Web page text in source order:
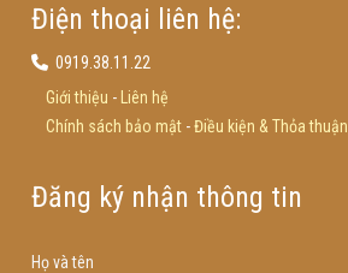
Điện thoại liên hệ:
0919.38.11.22
Giới thiệu -
Liên hệ
Chính sách bảo mật-Điều kiện & Thỏa thuận
Đăng ký nhận thông tin
Họ và tên